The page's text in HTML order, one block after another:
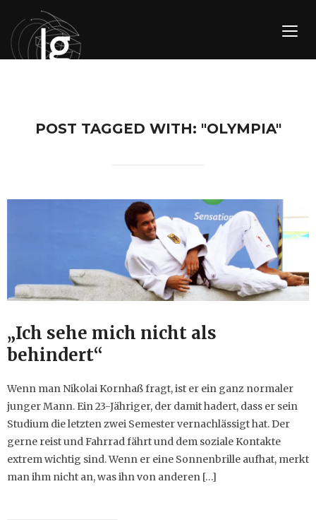
POST TAGGED WITH: "OLYMPIA"
„Ich sehe mich nicht als
behindert“
Wenn man Nikolai Kornhaß fragt, ist er ein ganz normaler
junger Mann. Ein 23-Jähriger, der damit hadert, dass er sein
Studium die letzten zwei Semester vernachlässigt hat. Der
gerne reist und Fahrrad fährt und dem soziale Kontakte
extrem wichtig sind. Wenn er eine Sonnenbrille aufhat, merkt
man ihm nicht an, was ihn von anderen […]